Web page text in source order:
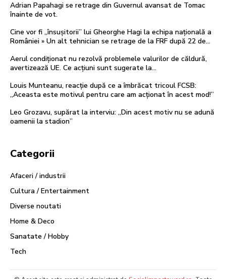
Adrian Papahagi se retrage din Guvernul avansat de Tomac
înainte de vot.
Cine vor fi „însușitorii” lui Gheorghe Hagi la echipa națională a
României » Un alt tehnician se retrage de la FRF după 22 de...
Aerul condiționat nu rezolvă problemele valurilor de căldură,
avertizează UE. Ce acțiuni sunt sugerate la…
Louis Munteanu, reacție după ce a îmbrăcat tricoul FCSB:
„Aceasta este motivul pentru care am acționat în acest mod!”
Leo Grozavu, supărat la interviu: „Din acest motiv nu se adună
oamenii la stadion”
Categorii
Afaceri / industrii
Cultura / Entertainment
Diverse noutati
Home & Deco
Sanatate / Hobby
Tech